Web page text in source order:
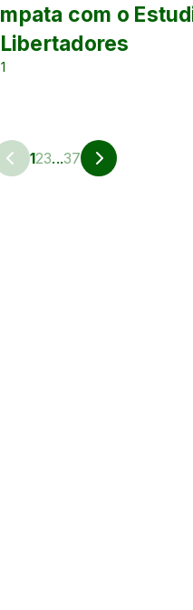
com o
123...37